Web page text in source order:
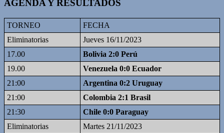
AGENDA Y RESULTADOS
TORNEO
FECHA
Eliminatorias
Jueves 16/11/2023
17.00
Bolivia 2:0 Perú
19.00
Venezuela 0:0 Ecuador
21:00
Argentina 0:2 Uruguay
21:00
Colombia 2:1 Brasil
21:30
Chile 0:0 Paraguay
Eliminatorias
Martes 21/11/2023